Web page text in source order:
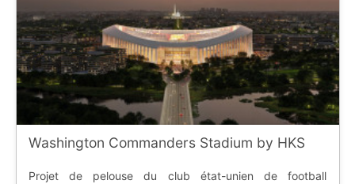
Washington Commanders Stadium by HKS
Projet de pelouse du club état-unien de football